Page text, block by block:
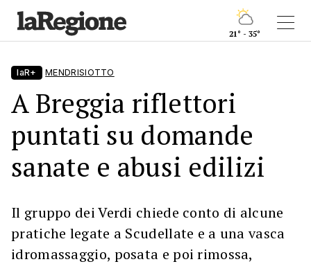
21° - 35°
laR+ MENDRISIOTTO
A Breggia riflettori
puntati su domande
sanate e abusi edilizi
Il gruppo dei Verdi chiede conto di alcune
pratiche legate a Scudellate e a una vasca
idromassaggio, posata e poi rimossa,